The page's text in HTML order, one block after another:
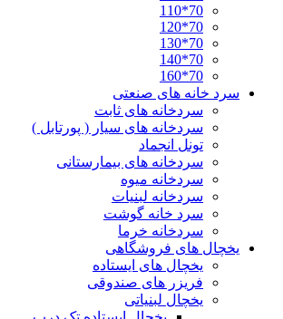
70*110
70*120
70*130
70*140
70*160
سرد خانه های صنعتی
سردخانه های ثابت
سردخانه های سیار ( پورتابل )
تونل انجماد
سردخانه های بیمارستانی
سردخانه میوه
سردخانه لبنیات
سرد خانه گوشت
سردخانه خرما
یخچال های فروشگاهی
یخچال های ایستاده
فریزر های صندوقی
یخچال لبنیاتی